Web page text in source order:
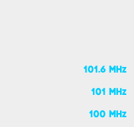
101.6 MHz
101 MHz
100 MHz